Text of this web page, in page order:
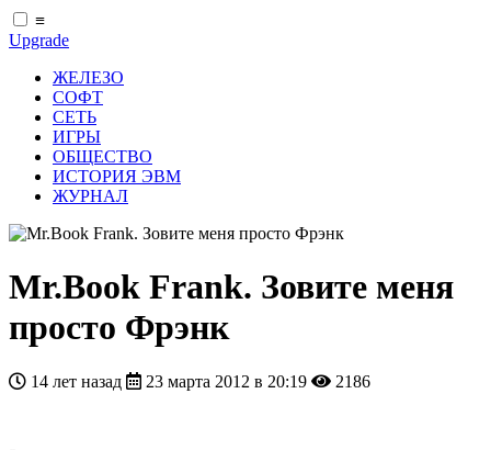
≡
Upgrade
ЖЕЛЕЗО
СОФТ
СЕТЬ
ИГРЫ
ОБЩЕСТВО
ИСТОРИЯ ЭВМ
ЖУРНАЛ
Mr.Book Frank. Зовите меня
просто Фрэнк
14 лет назад 23 марта 2012 в 20:19 2186